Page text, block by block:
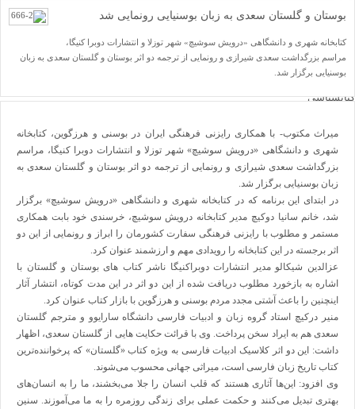
یاد مفاخر
نسخه و سند
با میراث
درباره ما
تماس با ما
کتابشناسی
♥ حامیان
دانشگاه افغانستان
صفحه نخست
یادداشت روز
اخبار میراث
تازه‌های کتاب
نشریات
فصلنامۀ گزارش میراث
ضمیمۀ فصلنامۀ گزارش میراث
دوفصلنامۀ آینۀ میراث
ضمیمۀ دوفصلنامۀ آینۀ میراث
دو فصلنامۀ میراث علمی اسلام و ایران
ضمیمۀ دو فصلنامۀ میراث علمی اسلام و ایران
نشست‌ها و همایش‌ها
نشستهای علمی – پژوهشی
همایش های داخلی و بین المللی
گالری
گزارش تصویری
بوستان و گلستان سعدی به زبان بوسنیایی رونمایی شد
کتابخانه شهری و دانشگاهی «درویش سوشیچ» شهر توزلا و انتشارات دوبرا کنیگا،
مراسم بزرگداشت سعدی شیرازی و رونمایی از ترجمه دو اثر بوستان و گلستان سعدی به زبان
بوسنیایی برگزار شد.
میراث مکتوب- با همکاری رایزنی فرهنگی ایران در بوسنی و هرزگوین، کتابخانه
شهری و دانشگاهی «درویش سوشیچ» شهر توزلا و انتشارات دوبرا کنیگا، مراسم
بزرگداشت سعدی شیرازی و رونمایی از ترجمه دو اثر بوستان و گلستان سعدی به
زبان بوسنیایی برگزار شد.
در ابتدای این برنامه که در کتابخانه شهری و دانشگاهی «درویش سوشیچ» برگزار
شد، خانم سانیا دوکیچ مدیر کتابخانه درویش سوشیچ، خرسندی خود بابت همکاری
مستمر و مطلوب با رایزنی فرهنگی سفارت کشورمان را ابراز و رونمایی از این دو
اثر برجسته در این کتابخانه را رویدادی مهم و ارزشمند عنوان کرد.
عزالدین شیکالو مدیر انتشارات دوبراکنیگا ناشر کتاب های بوستان و گلستان با
اشاره به بازخورد مطلوب دریافت شده از این دو اثر در این مدت کوتاه، انتشار آثار
اینچنین را باعث آشتی مجدد مردم بوسنی و هرزگوین با بازار کتاب عنوان کرد.
منیر درکیچ استاد گروه زبان و ادبیات فارسی دانشگاه سارایوو و مترجم گلستان
سعدی هم به ایراد سخن پرداخت. وی با قرائت حکایت هایی از گلستان سعدی، اظهار
داشت: این دو اثر کلاسیک ادبیات فارسی به ویژه کتاب «گلستان» که پرخوانندهترین
کتاب تاریخ زبان فارسی است، میراثی جهانی محسوب میشوند.
وی افزود: اینها آثاری هستند که قلب انسان را جلا میبخشند، ما را به انسانهای
بهتری تبدیل میکنند و حکمت عملی برای زندگی روزمره را به ما میآموزند. سنین